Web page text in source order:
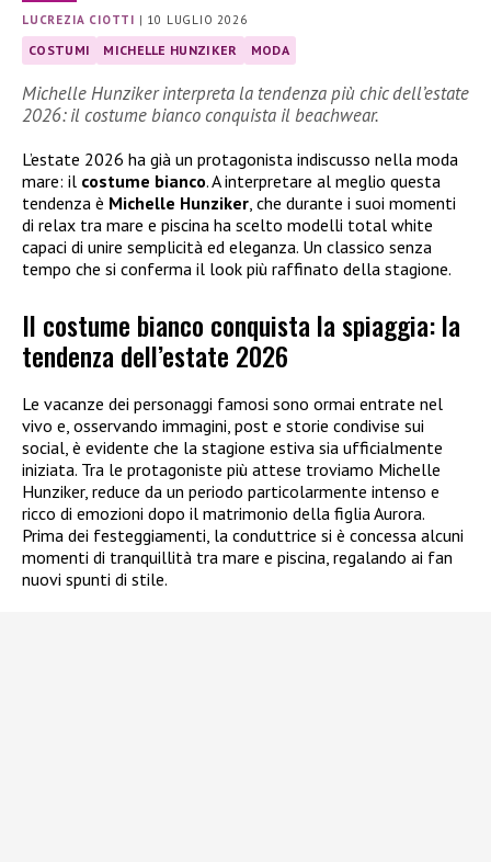
LUCREZIA CIOTTI | 10 LUGLIO 2026
COSTUMI MICHELLE HUNZIKER MODA
Michelle Hunziker interpreta la tendenza più chic dell’estate
2026: il costume bianco conquista il beachwear.
L’estate 2026 ha già un protagonista indiscusso nella moda
mare: il costume bianco. A interpretare al meglio questa
tendenza è Michelle Hunziker, che durante i suoi momenti
di relax tra mare e piscina ha scelto modelli total white
capaci di unire semplicità ed eleganza. Un classico senza
tempo che si conferma il look più raffinato della stagione.
Il costume bianco conquista la spiaggia: la
tendenza dell’estate 2026
Le vacanze dei personaggi famosi sono ormai entrate nel
vivo e, osservando immagini, post e storie condivise sui
social, è evidente che la stagione estiva sia ufficialmente
iniziata. Tra le protagoniste più attese troviamo Michelle
Hunziker, reduce da un periodo particolarmente intenso e
ricco di emozioni dopo il matrimonio della figlia Aurora.
Prima dei festeggiamenti, la conduttrice si è concessa alcuni
momenti di tranquillità tra mare e piscina, regalando ai fan
nuovi spunti di stile.